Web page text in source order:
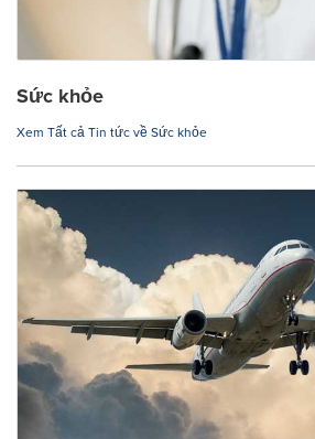
Sức khỏe
Xem Tất cả Tin tức về Sức khỏe